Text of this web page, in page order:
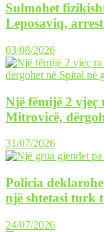
Sulmohet
Leposaviq,
03/08/2026
Një fëmijë 2 vjeç
Mitrovicë,
31/07/2026
Policia
një shtetasi turk
24/07/2026